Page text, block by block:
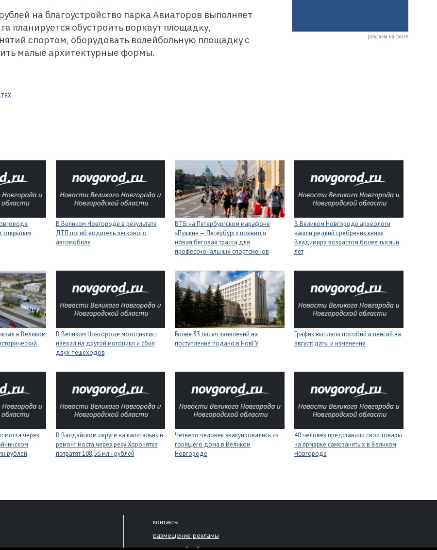
на благоустройство парка Авиаторов выполняет
планируется обустроить воркаут площадку,
спортом, оборудовать волейбольную площадку с
малые архитектурные формы.
реклама на сайте
открытым
В Великом Новгороде в результате
ДТП погиб водитель легкового
автомобиля
ВТБ: на Петербургском марафоне
«Пушкин — Петербург» появится
новая беговая трасса для
профессиональных спортсменов
В Великом Новгороде археологи
нашли редкий сребреник князя
Владимира возрастом более тысячи
лет
в Великом
В Великом Новгороде мотоциклист
наехал на другой мотоцикл и сбил
двух пешеходов
Более 33 тысяч заявлений на
поступление подано в НовГУ
График выплаты пособий и пенсий на
август: даты и изменения
моста через
рублей
В Валдайском округе на капитальный
ремонт моста через реку Хоронятка
потратят 108,56 млн рублей
Четверо человек эвакуировались из
горящего дома в Великом
Новгороде
40 человек представили свои товары
на ярмарке самозанятых в Великом
Новгороде
контакты
размещение рекламы